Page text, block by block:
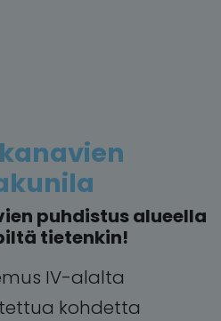
puhdistus alueella
tietenkin!
IV-alalta
kohdetta